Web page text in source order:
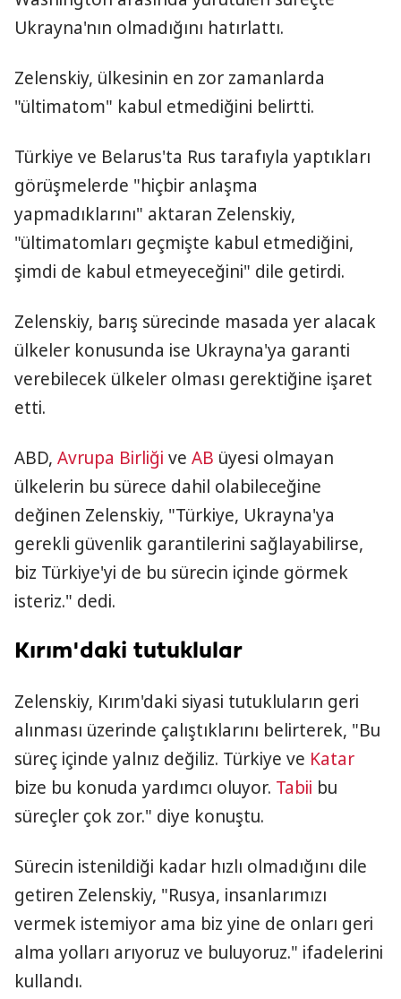
Ukrayna'nın olmadığını hatırlattı.
Zelenskiy, ülkesinin en zor zamanlarda
"ültimatom" kabul etmediğini belirtti.
Türkiye ve Belarus'ta Rus tarafıyla yaptıkları
görüşmelerde "hiçbir anlaşma
yapmadıklarını" aktaran Zelenskiy,
"ültimatomları geçmişte kabul etmediğini,
şimdi de kabul etmeyeceğini" dile getirdi.
Zelenskiy, barış sürecinde masada yer alacak
ülkeler konusunda ise Ukrayna'ya garanti
verebilecek ülkeler olması gerektiğine işaret
etti.
ABD, Avrupa Birliği ve AB üyesi olmayan
ülkelerin bu sürece dahil olabileceğine
değinen Zelenskiy, "Türkiye, Ukrayna'ya
gerekli güvenlik garantilerini sağlayabilirse,
biz Türkiye'yi de bu sürecin içinde görmek
isteriz." dedi.
Kırım'daki tutuklular
Zelenskiy, Kırım'daki siyasi tutukluların geri
alınması üzerinde çalıştıklarını belirterek, "Bu
süreç içinde yalnız değiliz. Türkiye ve Katar
bize bu konuda yardımcı oluyor. Tabii bu
süreçler çok zor." diye konuştu.
Sürecin istenildiği kadar hızlı olmadığını dile
getiren Zelenskiy, "Rusya, insanlarımızı
vermek istemiyor ama biz yine de onları geri
alma yolları arıyoruz ve buluyoruz." ifadelerini
kullandı.